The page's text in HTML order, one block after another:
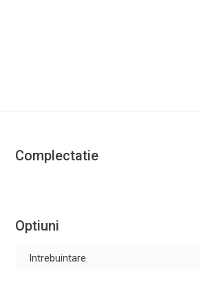
Complectatie
Optiuni
Intrebuintare